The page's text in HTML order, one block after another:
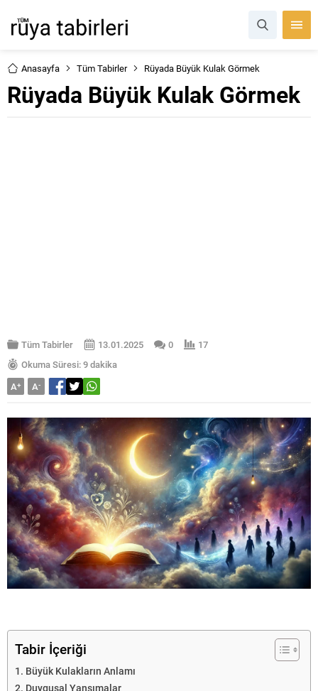
Anasayfa Tüm Tabirler Rüyada Büyük Kulak Görmek
Rüyada Büyük Kulak Görmek
Tüm Tabirler 13.01.2025 0
17
Okuma Süresi: 9 dakika
A+ A-
Tabir İçeriği
Büyük Kulakların Anlamı
Duygusal Yansımalar